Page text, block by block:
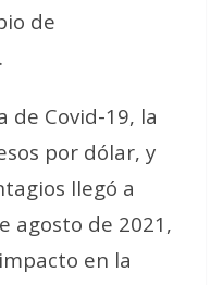
de
de Covid-19, la
por dólar, y
llegó a
agosto de 2021,
en la